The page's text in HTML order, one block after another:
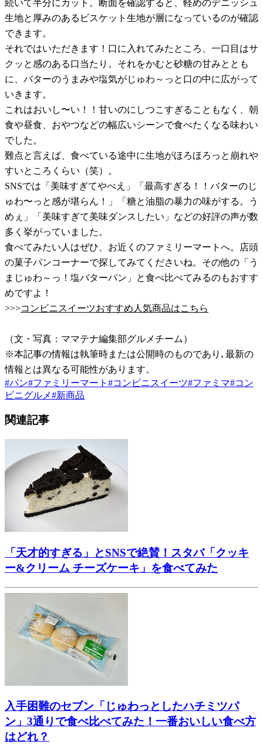
続いて半分にカット。断面を確認すると、軽めのデニッシュ
生地と厚みのあるビスケット生地が層になっているのが確認
できます。
それではいただきます！口に入れてみたところ、一口目はサ
クッと感のある口当たり。それをかむと砂糖の甘みととも
に、バターのうまみや塩気がじゅわ～っと口の中に広がって
いきます。
これはおいし〜い！！甘いのにしつこすぎることもなく、朝
食や昼食、おやつなどの幅広いシーンで食べたくなる味わい
でした。
難点と言えば、食べている途中に生地がほろほろっと崩れや
すいところくらい（笑）。
SNSでは「美味すぎてやべえ」「最高すぎる！！バターのじ
ゅわ〜っと感が堪らん！」「糖と油脂の暴力の味がする。う
めぇ」「美味すぎて美味ダンスしたい」などの好評の声が数
多く挙がっていました。
食べてみたい人はぜひ、お近くのファミリーマートへ。店頭
の菓子パンコーナーで探してみてくださいね。その他の「う
まじゅわ～っ！塩バターパン」と食べ比べてみるのもおすす
めですよ！
>>>コンビニスイーツおすすめ人気商品はこちら
（文・写真：ママテナ編集部グルメチーム）
※本記事の情報は執筆時または公開時のものであり､最新の
情報とは異なる可能性があります。
#パン#ファミリーマート #コンビニスイーツ#ファミマ#コン
ビニグルメ#新商品
関連記事
「天才的すぎる」とSNSで絶賛！スタバ「クッキ
ー&クリーム チーズケーキ」を食べてみた
入手困難のセブン「じゅわっとしたハチミツパ
ン」3通りで食べ比べてみた！一番おいしい食べ方
はどれ？